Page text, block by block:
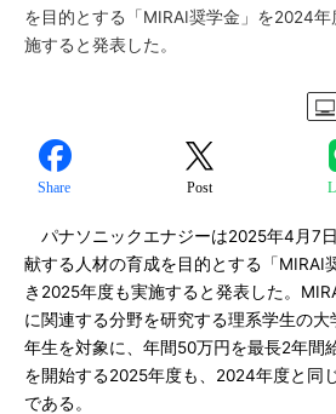
を目的とする「MIRAI奨学金」を2024
施すると発表した。
Share Post
パナソニックエナジーは2025年4月7
献する人材の育成を目的とする「MIRAI
き2025年度も実施すると発表した。
に関連する分野を研究する理系学生の
年生を対象に、年間50万円を最長2年間
を開始する2025年度も、2024年度と同
である。